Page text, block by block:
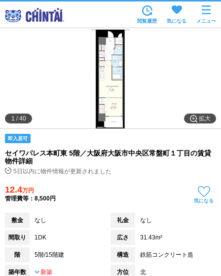
沿線・駅から
住所から
家賃相場から
通勤通学時間から
物件特集から
不動産会社から
閲覧履歴 気になる メニュー
拡大
1 /40
即入居可
セイワパレス本町東 5階／大阪府大阪市中央区常盤町１丁目の賃貸
物件詳細
5日以内に物件情報が更新されました
12.4万円
管理費等：8,500円
気になる
敷金 なし 礼金 なし
間取り 1DK 広さ 31.43m²
階 5階/15階建 構造 鉄筋コンクリート造
築年数 新築 方位 北